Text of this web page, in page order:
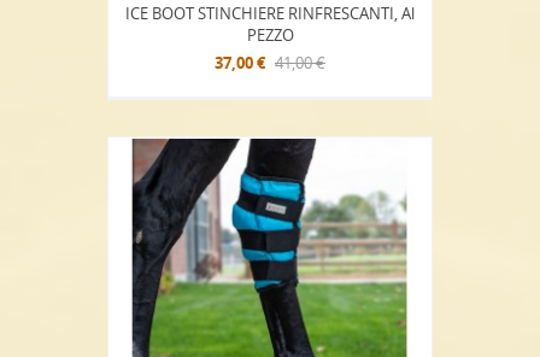
ICE BOOT STINCHIERE RINFRESCANTI, Al
PEZZO
37,00 € 41,00 €